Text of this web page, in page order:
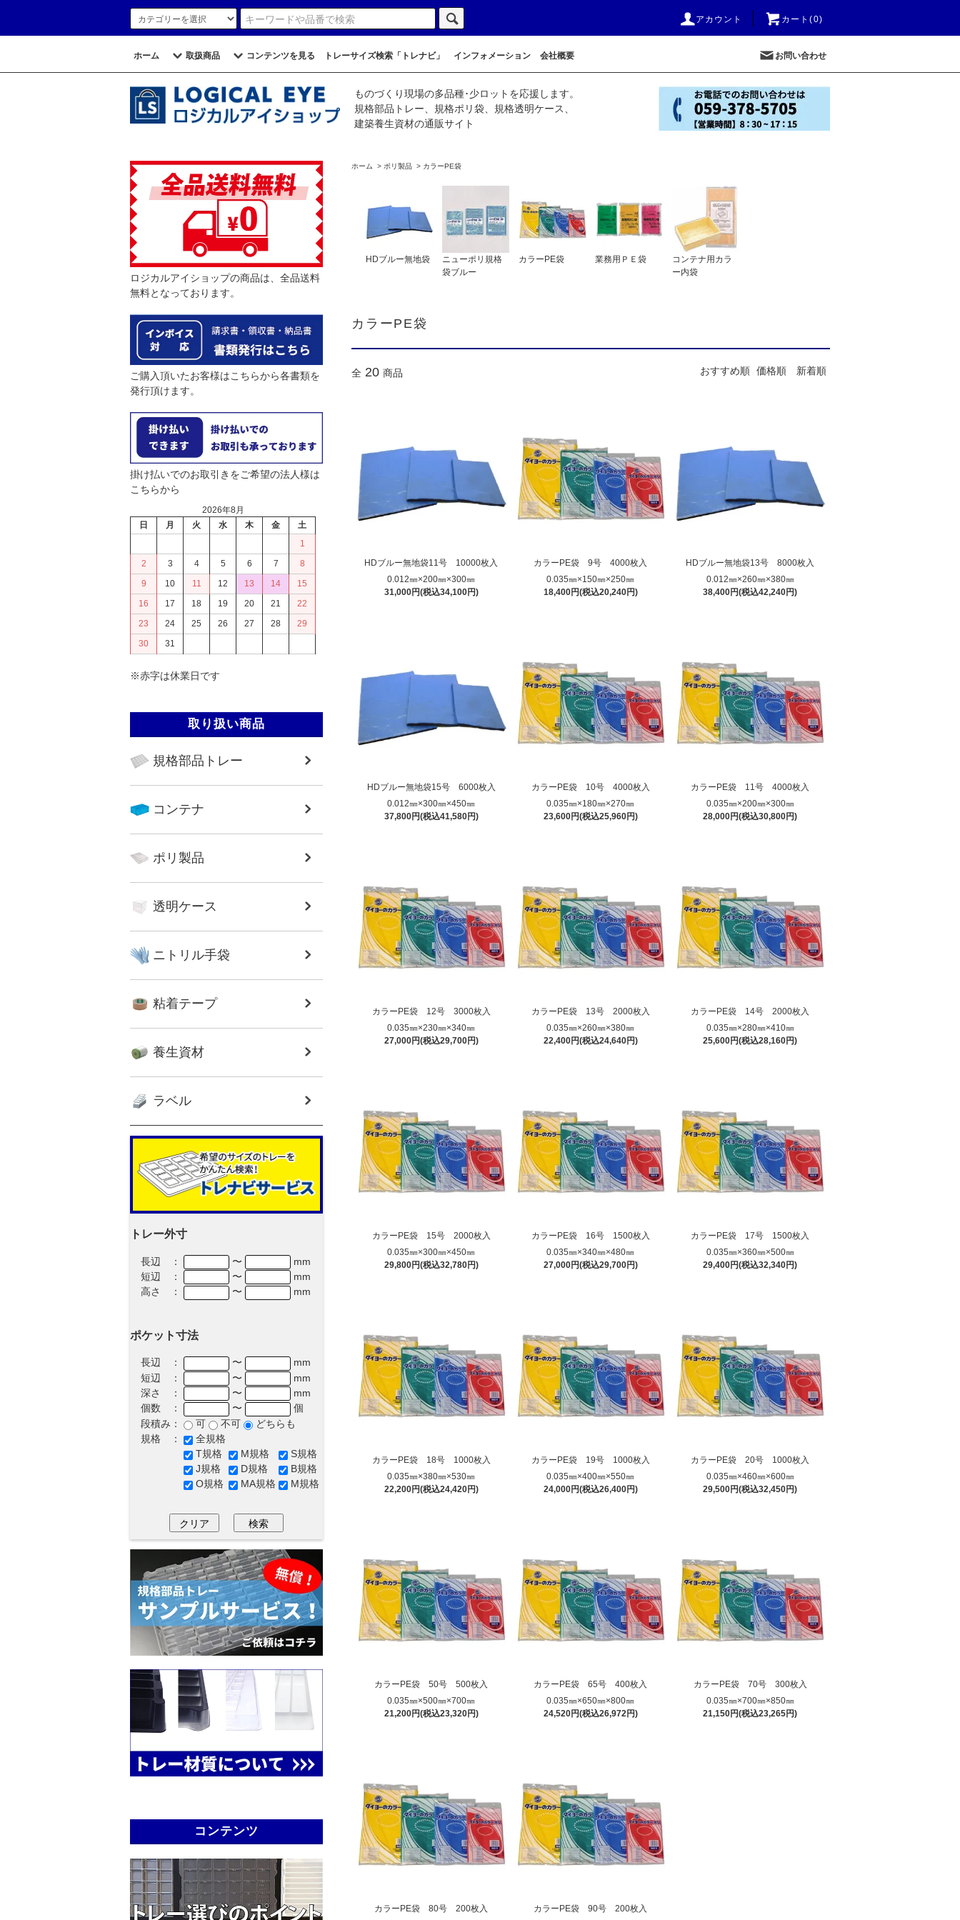
アカウント カート(0)
ホーム 取扱商品 コンテンツを見る トレーサイズ検索「トレナビ」 インフォメーション 会社概要 お問い合わせ
ものづくり現場の多品種･少ロットを応援します。
規格部品トレー、規格ポリ袋、規格透明ケース、
建築養生資材の通販サイト
ホーム > ポリ製品 > カラーPE袋
HDブルー無地袋
ニューポリ規格
袋ブルー
カラーPE袋 業務用ＰＥ袋
コンテナ用カラ
ー内袋
カラーPE袋
全 20 商品 おすすめ順 価格順 新着順
HDブルー無地袋11号 10000枚入
0.012㎜×200㎜×300㎜
31,000円(税込34,100円)
カラーPE袋 9号 4000枚入
0.035㎜×150㎜×250㎜
18,400円(税込20,240円)
HDブルー無地袋13号 8000枚入
0.012㎜×260㎜×380㎜
38,400円(税込42,240円)
HDブルー無地袋15号 6000枚入
0.012㎜×300㎜×450㎜
37,800円(税込41,580円)
カラーPE袋 10号 4000枚入
0.035㎜×180㎜×270㎜
23,600円(税込25,960円)
カラーPE袋 11号 4000枚入
0.035㎜×200㎜×300㎜
28,000円(税込30,800円)
カラーPE袋 12号 3000枚入
0.035㎜×230㎜×340㎜
27,000円(税込29,700円)
カラーPE袋 13号 2000枚入
0.035㎜×260㎜×380㎜
22,400円(税込24,640円)
カラーPE袋 14号 2000枚入
0.035㎜×280㎜×410㎜
25,600円(税込28,160円)
カラーPE袋 15号 2000枚入
0.035㎜×300㎜×450㎜
29,800円(税込32,780円)
カラーPE袋 16号 1500枚入
0.035㎜×340㎜×480㎜
27,000円(税込29,700円)
カラーPE袋 17号 1500枚入
0.035㎜×360㎜×500㎜
29,400円(税込32,340円)
カラーPE袋 18号 1000枚入
0.035㎜×380㎜×530㎜
22,200円(税込24,420円)
カラーPE袋 19号 1000枚入
0.035㎜×400㎜×550㎜
24,000円(税込26,400円)
カラーPE袋 20号 1000枚入
0.035㎜×460㎜×600㎜
29,500円(税込32,450円)
カラーPE袋 50号 500枚入
0.035㎜×500㎜×700㎜
21,200円(税込23,320円)
カラーPE袋 65号 400枚入
0.035㎜×650㎜×800㎜
24,520円(税込26,972円)
カラーPE袋 70号 300枚入
0.035㎜×700㎜×850㎜
21,150円(税込23,265円)
カラーPE袋 80号 200枚入
カラーPE袋 90号 200枚入
ロジカルアイショップの商品は、全品送料
無料となっております。
ご購入頂いたお客様はこちらから各書類を
発行頂けます。
掛け払いでのお取引きをご希望の法人様は
こちらから
2026年8月
日
月 火 水 木 金
土
1
2
3 4 5 6 7
8
9
10 11 12 13 14
15
16
17 18 19 20 21
22
23
24 25 26 27 28
29
30
31
※赤字は休業日です
取り扱い商品
規格部品トレー
コンテナ
ポリ製品
透明ケース
ニトリル手袋
粘着テープ
養生資材
ラベル
トレー外寸
長辺 ： 〜
mm
短辺 ：
〜
mm
高さ ：
〜 mm
ポケット寸法
長辺 ： 〜
mm
短辺 ：
〜
mm
深さ ：
〜
mm
個数 ：
〜
個
段積み：
可 不可
どちらも
規格 ：
全規格
T規格
J規格
O規格
M規格
D規格
MA規格
S規格
B規格
M規格
コンテンツ